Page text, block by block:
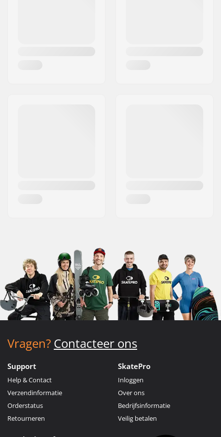
Vragen? Contacteer ons
Support
Help & Contact
Verzendinformatie
Orderstatus
Retourneren
SkatePro
Inloggen
Over ons
Bedrijfsinformatie
Veilig betalen